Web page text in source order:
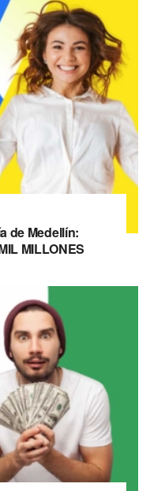
de Medellín:
MILLONES